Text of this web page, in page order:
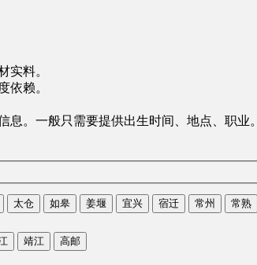
实料。
依赖。
。一般只需要提供出生时间、地点、职业。
太仓 如皋 姜堰 宜兴 宿迁 常州 常熟
靖江 高邮